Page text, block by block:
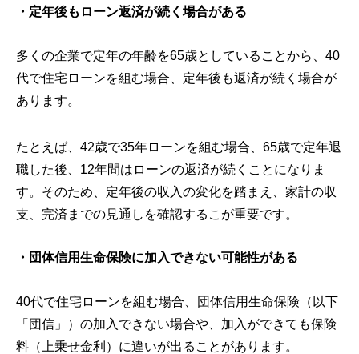
・定年後もローン返済が続く場合がある
多くの企業で定年の年齢を65歳としていることから、40
代で住宅ローンを組む場合、定年後も返済が続く場合が
あります。
たとえば、42歳で35年ローンを組む場合、65歳で定年退
職した後、12年間はローンの返済が続くことになりま
す。そのため、定年後の収入の変化を踏まえ、家計の収
支、完済までの見通しを確認するこが重要です。
・団体信用生命保険に加入できない可能性がある
40代で住宅ローンを組む場合、団体信用生命保険（以下
「団信」）の加入できない場合や、加入ができても保険
料（上乗せ金利）に違いが出ることがあります。